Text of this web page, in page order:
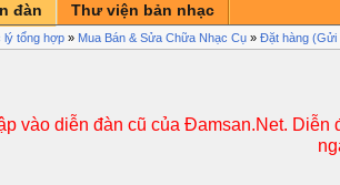
đàn Thư viện bản nhạc
lý tổng hợp » Mua Bán & Sửa Chữa Nhạc Cụ » Đặt hàng (Gửi
vào diễn đàn cũ của Đamsan.Net.